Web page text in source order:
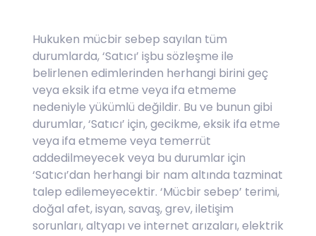
Hukuken mücbir sebep sayılan tüm
durumlarda, ‘Satıcı’ işbu sözleşme ile
belirlenen edimlerinden herhangi birini geç
veya eksik ifa etme veya ifa etmeme
nedeniyle yükümlü değildir. Bu ve bunun gibi
durumlar, ‘Satıcı’ için, gecikme, eksik ifa etme
veya ifa etmeme veya temerrüt
addedilmeyecek veya bu durumlar için
‘Satıcı’dan herhangi bir nam altında tazminat
talep edilemeyecektir. ‘Mücbir sebep’ terimi,
doğal afet, isyan, savaş, grev, iletişim
sorunları, altyapı ve internet arızaları, elektrik